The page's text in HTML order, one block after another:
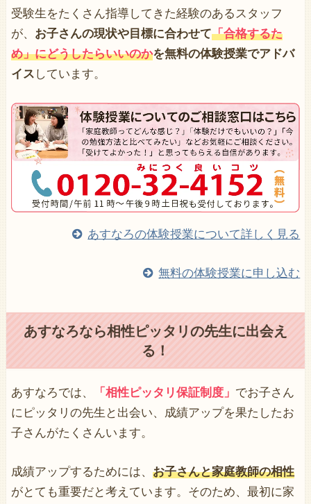
受験生をたくさん指導してきた経験のあるスタッフ
が、 お子さんの現状や目標に合わせて「合格するた
め」にどうしたらいいのかを無料の体験授業でアドバ
イス しています。
あすなろの体験授業について詳しく見る
無料の体験授業に申し込む
あすなろなら相性ピッタリの先生に出会え
る！
あすなろでは、 「相性ピッタリ保証制度」 でお子さん
にピッタリの先生と出会い、成績アップを果たしたお
子さんがたくさんいます。
成績アップするためには、 お子さんと家庭教師の相性
がとても重要だと考えています。そのため、最初に家